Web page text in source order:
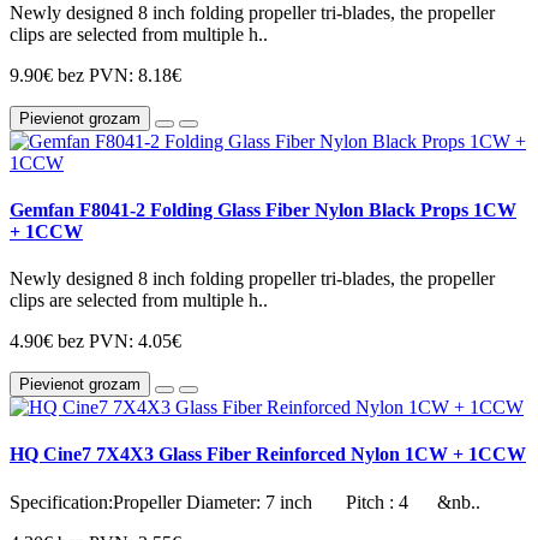
Newly designed 8 inch folding propeller tri-blades, the propeller
clips are selected from multiple h..
9.90€ bez PVN: 8.18€
Pievienot grozam
Gemfan F8041-2 Folding Glass Fiber Nylon Black Props 1CW
+ 1CCW
Newly designed 8 inch folding propeller tri-blades, the propeller
clips are selected from multiple h..
4.90€ bez PVN: 4.05€
Pievienot grozam
HQ Cine7 7X4X3 Glass Fiber Reinforced Nylon 1CW + 1CCW
Specification:Propeller Diameter: 7 inch Pitch : 4 &nb..